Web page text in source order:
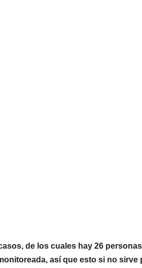
de los cuales hay 26
así que esto si no